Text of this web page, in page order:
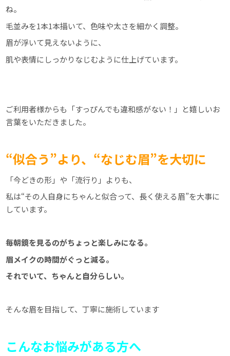
ね。
毛並みを1本1本描いて、色味や太さを細かく調整。
眉が浮いて見えないように、
肌や表情にしっかりなじむように仕上げています。
ご利用者様からも「すっぴんでも違和感がない！」と嬉しいお
言葉をいただきました。
“似合う”より、“なじむ眉”を大切に
「今どきの形」や「流行り」よりも、
私は“その人自身にちゃんと似合って、長く使える眉”を大事に
しています。
毎朝鏡を見るのがちょっと楽しみになる。
眉メイクの時間がぐっと減る。
それでいて、ちゃんと自分らしい。
そんな眉を目指して、丁寧に施術しています
こんなお悩みがある方へ